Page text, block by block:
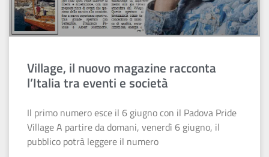
Village, il nuovo magazine racconta
l’Italia tra eventi e società
Il primo numero esce il 6 giugno con il Padova Pride
Village A partire da domani, venerdì 6 giugno, il
pubblico potrà leggere il numero